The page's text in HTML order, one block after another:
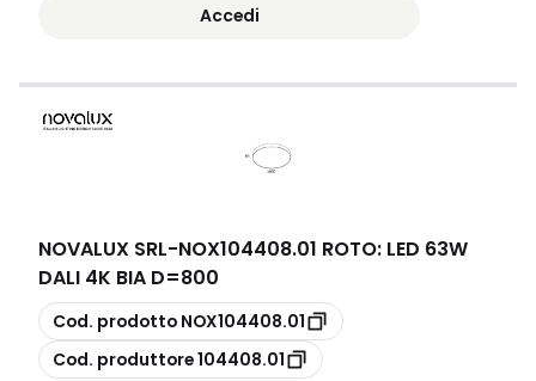
Accedi
NOVALUX SRL-NOX104408.01 ROTO: LED 63W
DALI 4K BIA D=800
copia
Cod. prodotto NOX104408.01
copia
Cod. produttore104408.01